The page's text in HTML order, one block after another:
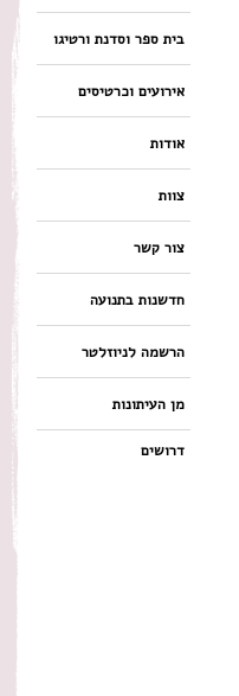
בית ספר וסדנת ורטיגו
אירועים וכרטיסים
אודות
צוות
צור קשר
חדשנות בתנועה
הרשמה לניוזלטר
מן העיתונות
דרושים